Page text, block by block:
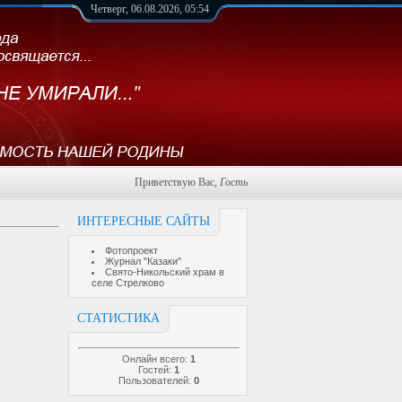
Четверг, 06.08.2026, 05:54
Приветствую Вас, Гость
ИНТЕРЕСНЫЕ САЙТЫ
Фотопроект
Журнал "Казаки"
Свято-Никольский храм в
селе Стрелково
СТАТИСТИКА
Онлайн всего: 1
Гостей: 1
Пользователей: 0